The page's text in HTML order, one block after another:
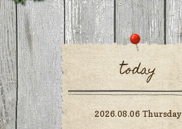
today
2026.08.06 Thursday